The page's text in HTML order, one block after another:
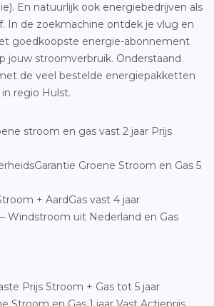
En natuurlijk ook energiebedrijven als
In de zoekmachine ontdek je vlug en
goedkoopste energie-abonnement
jouw stroomverbruik. Onderstaand
de veel bestelde energiepakketten
regio Hulst.
stroom en gas vast 2 jaar Prijs
Groene Stroom en Gas 5
+ AardGas vast 4 jaar
Windstroom uit Nederland en Gas
Prijs Stroom + Gas tot 5 jaar